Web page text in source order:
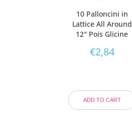
10 Palloncini in
Lattice All Around
12″ Pois Glicine
€2,84
ADD TO CART